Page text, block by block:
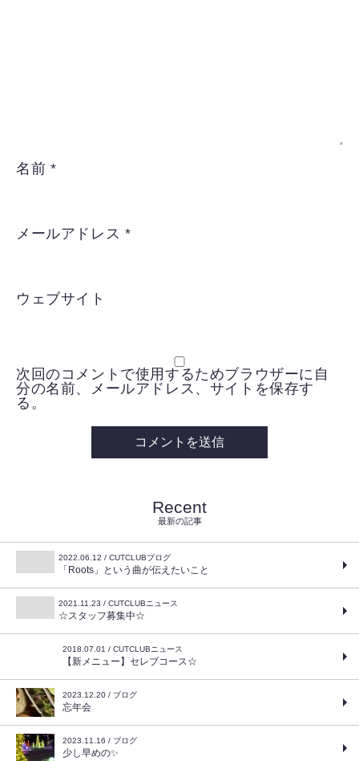
名前 *
メールアドレス *
ウェブサイト
次回のコメントで使用するためブラウザーに自
分の名前、メールアドレス、サイトを保存す
る。
Recent
最新の記事
2022.06.12 / CUTCLUBブログ
「Roots」という曲が伝えたいこと
2021.11.23 / CUTCLUBニュース
☆スタッフ募集中☆
2018.07.01 / CUTCLUBニュース
【新メニュー】セレブコース☆
2023.12.20 / ブログ
忘年会
2023.11.16 / ブログ
少し早めの✨